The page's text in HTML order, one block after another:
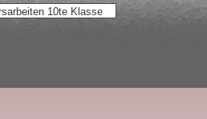
10te Klasse